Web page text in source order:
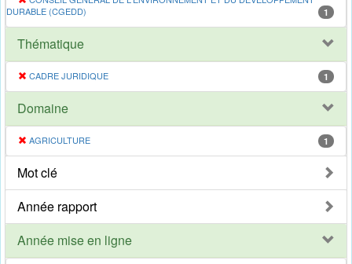
DURABLE (CGEDD)
1
Thématique
CADRE JURIDIQUE 1
Domaine
AGRICULTURE 1
Mot clé
Année rapport
Année mise en ligne